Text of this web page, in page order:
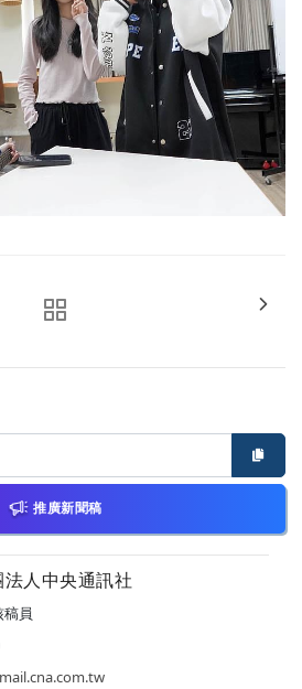
推廣新聞稿
人中央通訊社
員